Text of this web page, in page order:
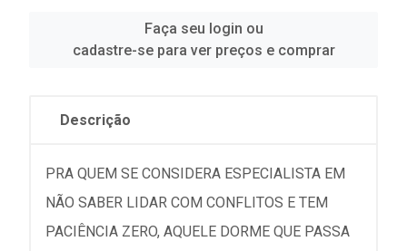
Faça seu login ou
cadastre-se para ver preços e comprar
Descrição
PRA QUEM SE CONSIDERA ESPECIALISTA EM
NÃO SABER LIDAR COM CONFLITOS E TEM
PACIÊNCIA ZERO, AQUELE DORME QUE PASSA